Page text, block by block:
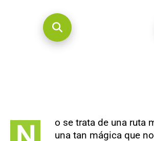
o se trata de una ruta
una tan mágica que